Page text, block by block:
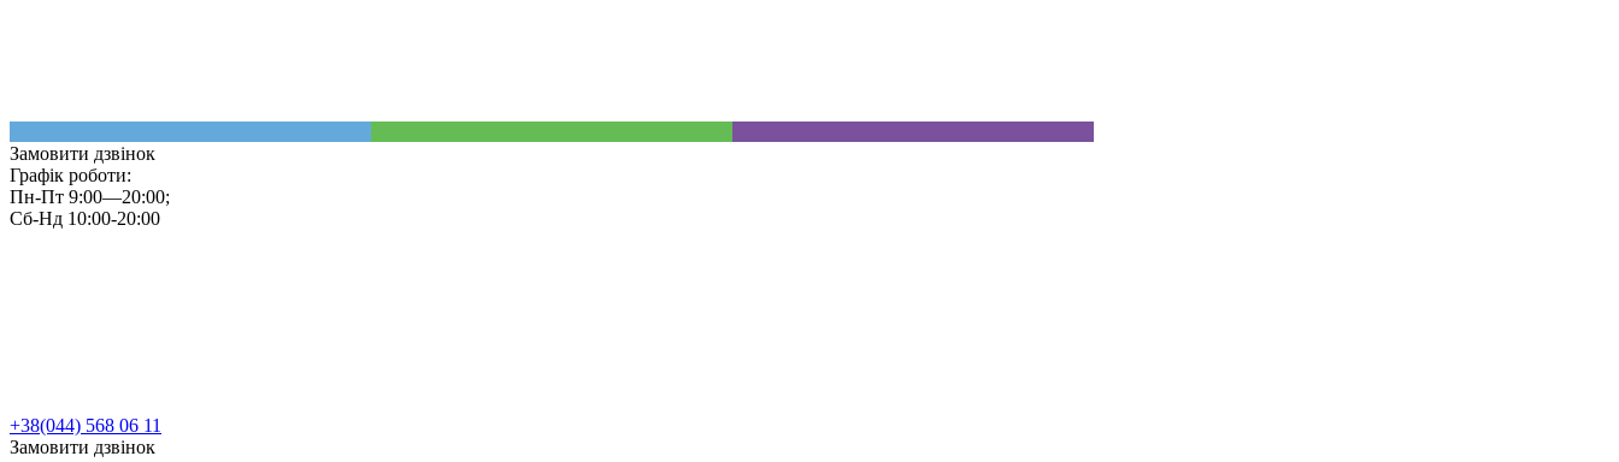
Замовити дзвінок
Графік роботи:
Пн-Пт 9:00—20:00;
Сб-Нд 10:00-20:00
+38(044) 568 06 11
Замовити дзвінок